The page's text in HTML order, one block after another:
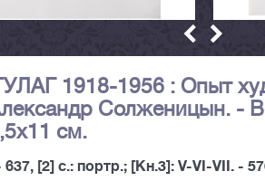
1918-1956 : Опыт
Солженицын. -
см.
[2] с.: портр.; [Кн.3]: V-VI-VII. -